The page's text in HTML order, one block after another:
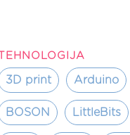
TEHNOLOGIJA
3D print Arduino
BOSON LittleBits